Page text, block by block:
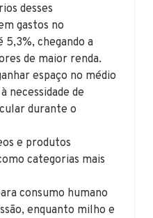
desses
gastos no
chegando a
de maior renda.
espaço no médio
necessidade de
durante o
e produtos
categorias mais
consumo humano
enquanto milho e